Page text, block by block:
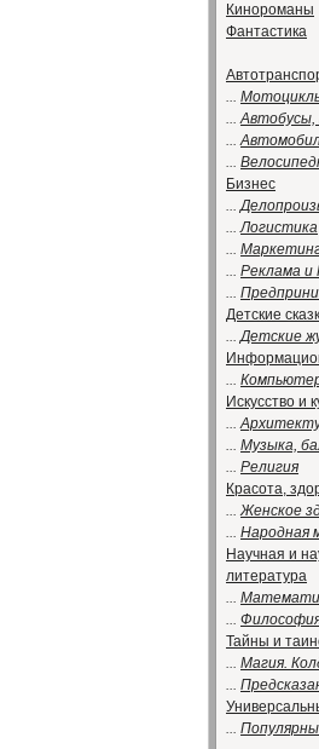
Кинороманы
Фантастика
...
...Автобусы,
...
...
Бизнес
...
...Логистика
...
... Реклама и
...
Детские
...Детские
...
Искусство и
...
... Музыка,
... Религия
Красота,
...Женское
... Народная
Научная и
литература
...
...
Тайны и
... Магия.
...
...